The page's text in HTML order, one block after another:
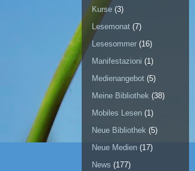
Kurse (3)
Lesemonat (7)
Lesesommer (16)
Manifestazioni (1)
Medienangebot (5)
Meine Bibliothek (38)
Mobiles Lesen (1)
Neue Bibliothek (5)
Neue Medien (17)
News (177)